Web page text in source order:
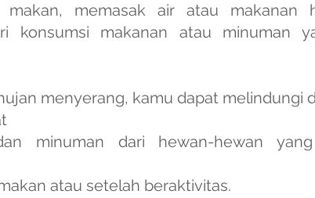
makan, memasak air atau makanan
konsumsi makanan atau minuman
menyerang, kamu dapat melindungi
minuman dari hewan-hewan
atau setelah beraktivitas.